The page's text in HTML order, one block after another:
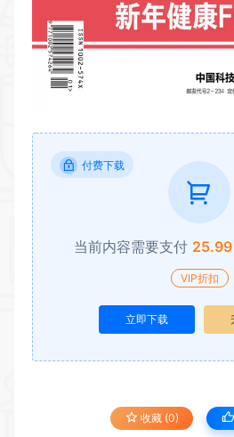
付费下载
当前内容需要支付 25.99
VIP折扣
立即下载
收藏 (0)